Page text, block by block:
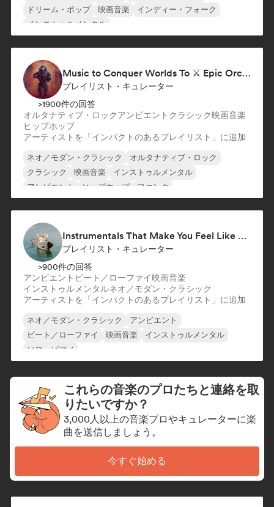
ドリーム・ポップ 映画音楽
インディー・フォーク
インストゥルメンタル
Music to Conquer Worlds To ⚔️ Epic Orchestral, Cinematic & Trailer Music
プレイリスト・キュレーター
>1900件の回答
オルタナティブ・ロックアンビエント クラシック映画音楽
ヒップホップ
アーティストを「インパクトのあるプレイリスト」に追加
ネオ／モダン・クラシック
オルタナティブ・ロック
クラシック
映画音楽
インストゥルメンタル
アンビエント
ヒップホップ ファンク
Instrumentals That Make You Feel Like Floating
プレイリスト・キュレーター
>900件の回答
アンビエント ビート／ローファイ映画音楽
インストゥルメンタルネオ／モダン・クラシック
アーティストを「インパクトのあるプレイリスト」に追加
ネオ／モダン・クラシック
アンビエント
ビート／ローファイ
映画音楽
インストゥルメンタル
ソロ・ピアノ
これらの音楽のプロたちと連絡を取
りたいですか？
3,000人以上の音楽プロやキュレーターに楽
曲を送信しましょう。
今すぐ始める